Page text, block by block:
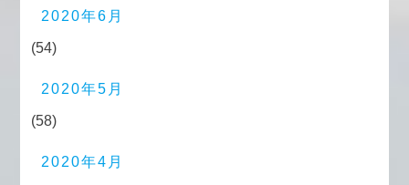
2020年6月
(54)
2020年5月
(58)
2020年4月